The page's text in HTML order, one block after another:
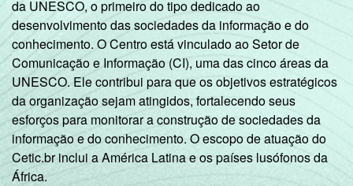
da UNESCO, o primeiro do tipo dedicado ao
desenvolvimento das sociedades da informação e do
conhecimento. O Centro está vinculado ao Setor de
Comunicação e Informação (CI), uma das cinco áreas da
UNESCO. Ele contribui para que os objetivos estratégicos
da organização sejam atingidos, fortalecendo seus
esforços para monitorar a construção de sociedades da
informação e do conhecimento. O escopo de atuação do
Cetic.br inclui a América Latina e os países lusófonos da
África.